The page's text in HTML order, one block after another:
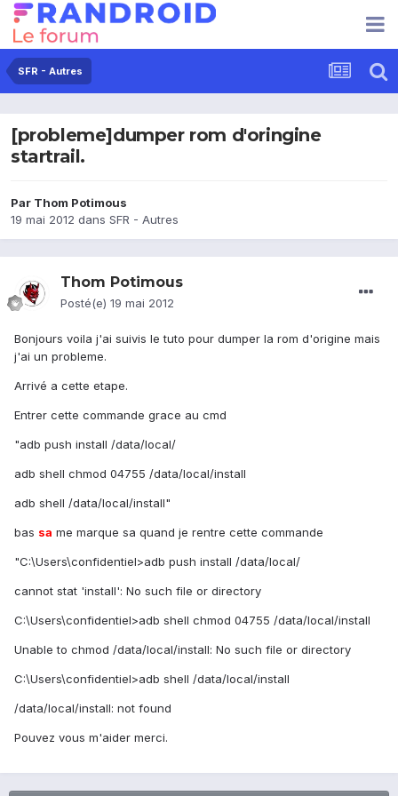
SFR - Autres
[probleme]dumper rom d'oringine
startrail.
Par Thom Potimous
19 mai 2012 dans SFR - Autres
Thom Potimous
Posté(e) 19 mai 2012
Bonjours voila j'ai suivis le tuto pour dumper la rom d'origine mais
j'ai un probleme.
Arrivé a cette etape.
Entrer cette commande grace au cmd
"adb push install /data/local/
adb shell chmod 04755 /data/local/install
adb shell /data/local/install"
bas sa me marque sa quand je rentre cette commande
"C:\Users\confidentiel>adb push install /data/local/
cannot stat 'install': No such file or directory
C:\Users\confidentiel>adb shell chmod 04755 /data/local/install
Unable to chmod /data/local/install: No such file or directory
C:\Users\confidentiel>adb shell /data/local/install
/data/local/install: not found
Pouvez vous m'aider merci.